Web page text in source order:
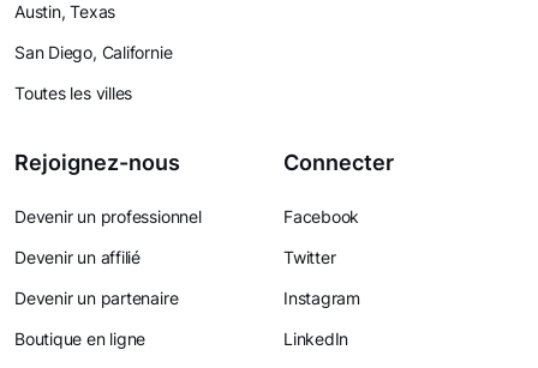
Austin, Texas
San Diego, Californie
Toutes les villes
Rejoignez-nous
Devenir un professionnel
Devenir un affilié
Devenir un partenaire
Boutique en ligne
Connecter
Facebook
Twitter
Instagram
LinkedIn